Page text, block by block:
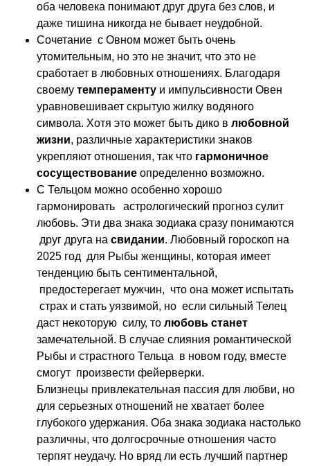
оба человека понимают друг друга без слов, и
даже тишина никогда не бывает неудобной.
Сочетание с Овном может быть очень
утомительным, но это не значит, что это не
сработает в любовных отношениях. Благодаря
своему темпераменту и импульсивности Овен
уравновешивает скрытую жилку водяного
символа. Хотя это может быть дико в любовной
жизни, различные характеристики знаков
укрепляют отношения, так что гармоничное
сосуществование определенно возможно.
С Тельцом можно особенно хорошо
гармонировать астрологический прогноз сулит
любовь. Эти два знака зодиака сразу понимаются
друг друга на свидании. Любовный гороскоп на
2025 год для Рыбы женщины, которая имеет
тенденцию быть сентиментальной,
предостерегает мужчин, что она может испытать
страх и стать уязвимой, но если сильный Телец
даст некоторую силу, то любовь станет
замечательной. В случае слияния романтической
Рыбы и страстного Тельца в новом году, вместе
смогут произвести фейерверки.
Близнецы привлекательная пассия для любви, но
для серьезных отношений не хватает более
глубокого удержания. Оба знака зодиака настолько
различны, что долгосрочные отношения часто
терпят неудачу. Но вряд ли есть лучший партнер